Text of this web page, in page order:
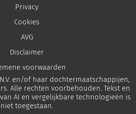
Privacy
Cookies
AVG
Disclaimer
voorwaarden
en/of haar dochtermaatschappijen,
Alle rechten voorbehouden. Tekst en
AI en vergelijkbare technologieën is
niet toegestaan.